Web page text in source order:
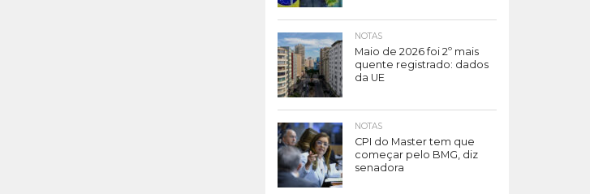
NOTAS
Maio de 2026 foi 2º mais
quente registrado: dados
da UE
NOTAS
CPI do Master tem que
começar pelo BMG, diz
senadora